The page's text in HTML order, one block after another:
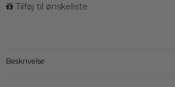
Tilføj til ønskeliste
Beskrivelse